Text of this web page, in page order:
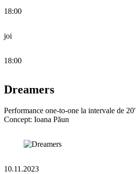
18:00
joi
18:00
Dreamers
Performance one-to-one la intervale de 20'
Concept: Ioana Păun
10.11.2023